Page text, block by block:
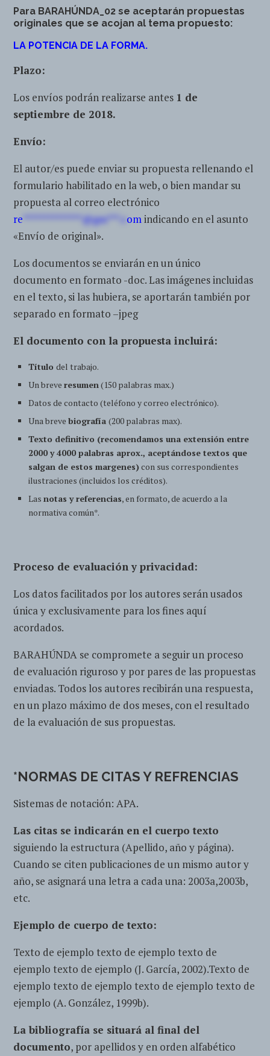
Para BARAHÚNDA_02 se aceptarán propuestas
originales que se acojan al tema propuesto:
LA POTENCIA DE LA FORMA.
Plazo:
Los envíos podrán realizarse antes 1 de
septiembre de 2018.
Envío:
El autor/es puede enviar su propuesta rellenando el
formulario habilitado en la web, o bien mandar su
propuesta al correo electrónico
re **************@gm***.c omindicando en el asunto
«Envío de original».
Los documentos se enviarán en un único
documento en formato -doc. Las imágenes incluidas
en el texto, si las hubiera, se aportarán también por
separado en formato –jpeg
El documento con la propuesta incluirá:
Títulodel trabajo.
Un breveresumen(150 palabras max.)
Datos de contacto (teléfono y correo electrónico).
Una brevebiografía(200 palabras max).
Texto definitivo (recomendamos una extensión entre
2000 y 4000 palabras aprox., aceptándose textos que
salgan de estos margenes) con sus correspondientes
ilustraciones (incluidos los créditos).
Lasnotas y referencias, en formato, de acuerdo a la
normativa común*.
Proceso de evaluación y privacidad:
Los datos facilitados por los autores serán usados
única y exclusivamente para los fines aquí
acordados.
BARAHÚNDA se compromete a seguir un proceso
de evaluación riguroso y por pares de las propuestas
enviadas. Todos los autores recibirán una respuesta,
en un plazo máximo de dos meses, con el resultado
de la evaluación de sus propuestas.
*NORMAS DE CITAS Y REFRENCIAS
Sistemas de notación: APA.
Las citas se indicarán en el cuerpo texto
siguiendo la estructura (Apellido, año y página).
Cuando se citen publicaciones de un mismo autor y
año, se asignará una letra a cada una: 2003a,2003b,
etc.
Ejemplo de cuerpo de texto:
Texto de ejemplo texto de ejemplo texto de
ejemplo texto de ejemplo (J. García, 2002).Texto de
ejemplo texto de ejemplo texto de ejemplo texto de
ejemplo (A. González, 1999b).
La bibliografía se situará al final del
documento, por apellidos y en orden alfabético